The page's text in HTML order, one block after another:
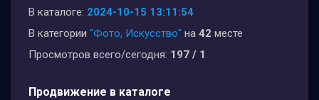
В каталоге: 2024-10-15 13:11:54
В категории "Фото, Искусство" на 42 месте
Просмотров всего/сегодня: 197 / 1
Продвижение в каталоге